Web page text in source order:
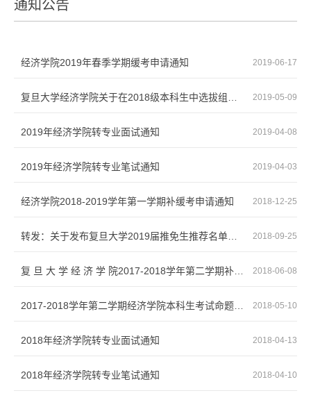
通知公告
2019-06-17
经济学院2019年春季学期缓考申请通知
2019-05-09
复旦大学经济学院关于在2018级本科生中选拔组建数理经济班的通知
2019-04-08
2019年经济学院转专业面试通知
2019-04-03
2019年经济学院转专业笔试通知
2018-12-25
经济学院2018-2019学年第一学期补缓考申请通知
2018-09-25
转发：关于发布复旦大学2019届推免生推荐名单的通知
2018-06-08
复 旦 大 学 经 济 学 院2017-2018学年第二学期补缓考申请通知
2018-05-10
2017-2018学年第二学期经济学院本科生考试命题通知
2018-04-13
2018年经济学院转专业面试通知
2018-04-10
2018年经济学院转专业笔试通知